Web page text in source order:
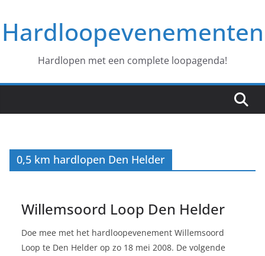
naar
deHardloopevenementen
Hardlopen met een complete loopagenda!
0,5 km hardlopen Den Helder
Willemsoord Loop Den Helder
Doe mee met het hardloopevenement Willemsoord
Loop te Den Helder op zo 18 mei 2008. De volgende